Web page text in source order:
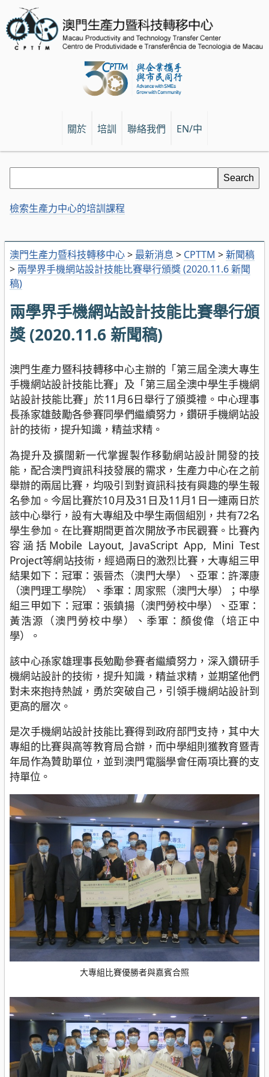
關於 培訓 聯絡我們 EN/中
澳門生產力暨科技轉移中心> 最新消息 > CPTTM >新聞稿
> 兩學界手機網站設計技能比賽舉行頒獎 (2020.11.6 新聞
稿)
兩學界手機網站設計技能比賽舉行頒
獎 (2020.11.6 新聞稿)
澳門生產力暨科技轉移中心主辦的「第三屆全澳大專生
手機網站設計技能比賽」及「第三屆全澳中學生手機網
站設計技能比賽」於11月6日舉行了頒獎禮。中心理事
長孫家雄鼓勵各參賽同學們繼續努力，鑽研手機網站設
計的技術，提升知識，精益求精。
為提升及擴闊新一代掌握製作移動網站設計開發的技
能，配合澳門資訊科技發展的需求，生產力中心在之前
舉辦的兩屆比賽，均吸引到對資訊科技有興趣的學生報
名參加。今屆比賽於10月及31日及11月1日一連兩日於
該中心舉行，設有大專組及中學生兩個組別，共有72名
學生參加。在比賽期間更首次開放予市民觀賽。比賽內
容涵括Mobile Layout, JavaScript App, Mini Test
Project等網站技術，經過兩日的激烈比賽，大專組三甲
結果如下：冠軍：張晉杰（澳門大學）、亞軍：許澤康
（澳門理工學院）、季軍：周家熙（澳門大學）；中學
組三甲如下：冠軍：張鎮揚（澳門勞校中學）、亞軍：
黃浩源（澳門勞校中學）、季軍：顏俊偉（培正中
學）。
該中心孫家雄理事長勉勵參賽者繼續努力，深入鑽研手
機網站設計的技術，提升知識，精益求精，並期望他們
對未來抱持熱誠，勇於突破自己，引領手機網站設計到
更高的層次。
是次手機網站設計技能比賽得到政府部門支持，其中大
專組的比賽與高等教育局合辦，而中學組則獲教育暨青
年局作為贊助單位，並到澳門電腦學會任兩項比賽的支
持單位。
大專組比賽優勝者與嘉賓合照
檢索生產力中心的培訓課程